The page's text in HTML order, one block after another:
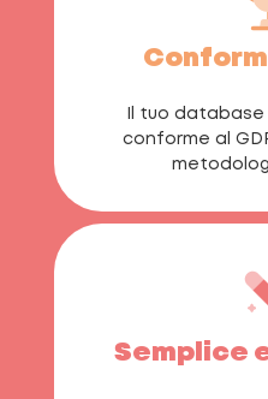
Il tuo
conforme al
Semplice